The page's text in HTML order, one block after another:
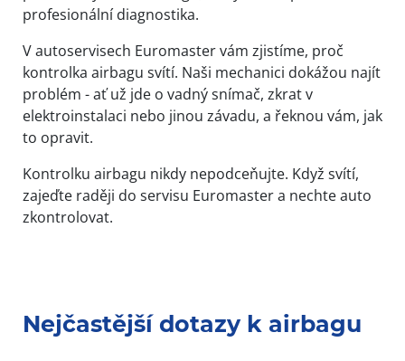
profesionální diagnostika.
V autoservisech Euromaster vám zjistíme, proč
kontrolka airbagu svítí. Naši mechanici dokážou najít
problém - ať už jde o vadný snímač, zkrat v
elektroinstalaci nebo jinou závadu, a řeknou vám, jak
to opravit.
Kontrolku airbagu nikdy nepodceňujte. Když svítí,
zajeďte raději do servisu Euromaster a nechte auto
zkontrolovat.
Nejčastější dotazy k airbagu